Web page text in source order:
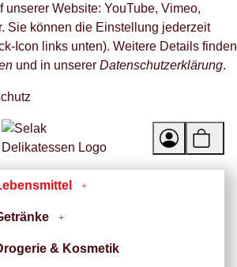
unserer Website: YouTube, Vimeo,
Sie können die Einstellung jederzeit
Icon links unten). Weitere Details finden
und in unserer Datenschutzerklärung.
& Kosmetik